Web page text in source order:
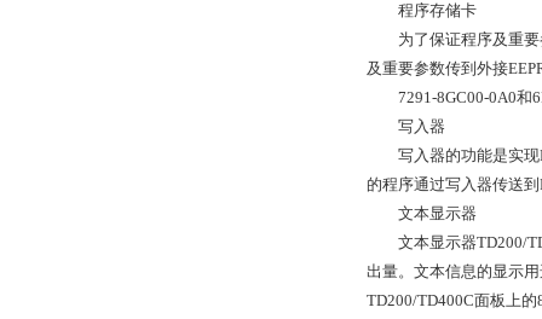
程序存储卡
为了保证程序及重要参
及重要参数传到外接
7291-8GC00-0A0和
写入器
写入器的功能是实现
的程序通过写入器传送
文本显示器
文本显示器TD200/
出量。文本信息的显示
TD200/TD400C面板上